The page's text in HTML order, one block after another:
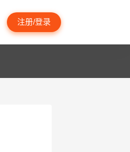
注册/登录